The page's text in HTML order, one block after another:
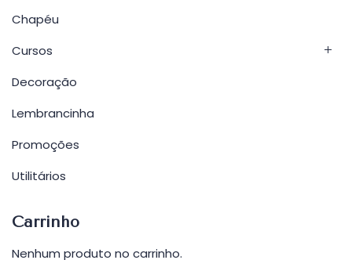
Chapéu
Cursos
Decoração
Lembrancinha
Promoções
Utilitários
Carrinho
Nenhum produto no carrinho.